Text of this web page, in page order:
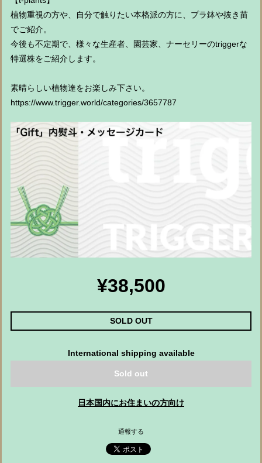
植物重視の方や、自分で触りたい本格派の方に、プラ鉢や抜き苗
でご紹介。
今後も不定期で、様々な生産者、園芸家、ナーセリーのtriggerな
特選株をご紹介します。
素晴らしい植物達をお楽しみ下さい。
https://www.trigger.world/categories/3657787
¥38,500
SOLD OUT
International shipping available
Sold out
日本国内にお住まいの方向け
通報する